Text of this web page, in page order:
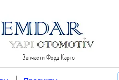
Запчасти Форд Карго